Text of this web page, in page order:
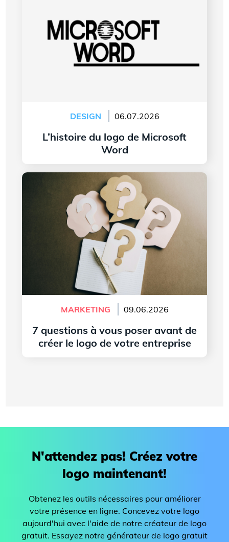
DESIGN 06.07.2026
L’histoire du logo de Microsoft
Word
Lire l'article
MARKETING 09.06.2026
7 questions à vous poser avant de
créer le logo de votre entreprise
7 questions à vous poser avant de créer le logo
de votre entreprise
N'attendez pas! Créez votre
logo maintenant!
Obtenez les outils nécessaires pour améliorer
votre présence en ligne. Concevez votre logo
aujourd'hui avec l'aide de notre créateur de logo
gratuit. Essayez notre générateur de logo gratuit